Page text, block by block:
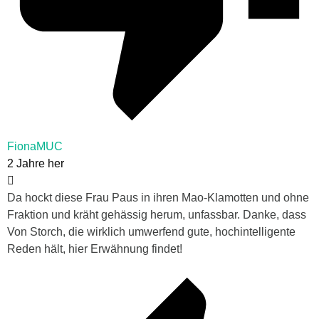
FionaMUC
2 Jahre her
Da hockt diese Frau Paus in ihren Mao-Klamotten und ohne
Fraktion und kräht gehässig herum, unfassbar. Danke, dass
Von Storch, die wirklich umwerfend gute, hochintelligente
Reden hält, hier Erwähnung findet!